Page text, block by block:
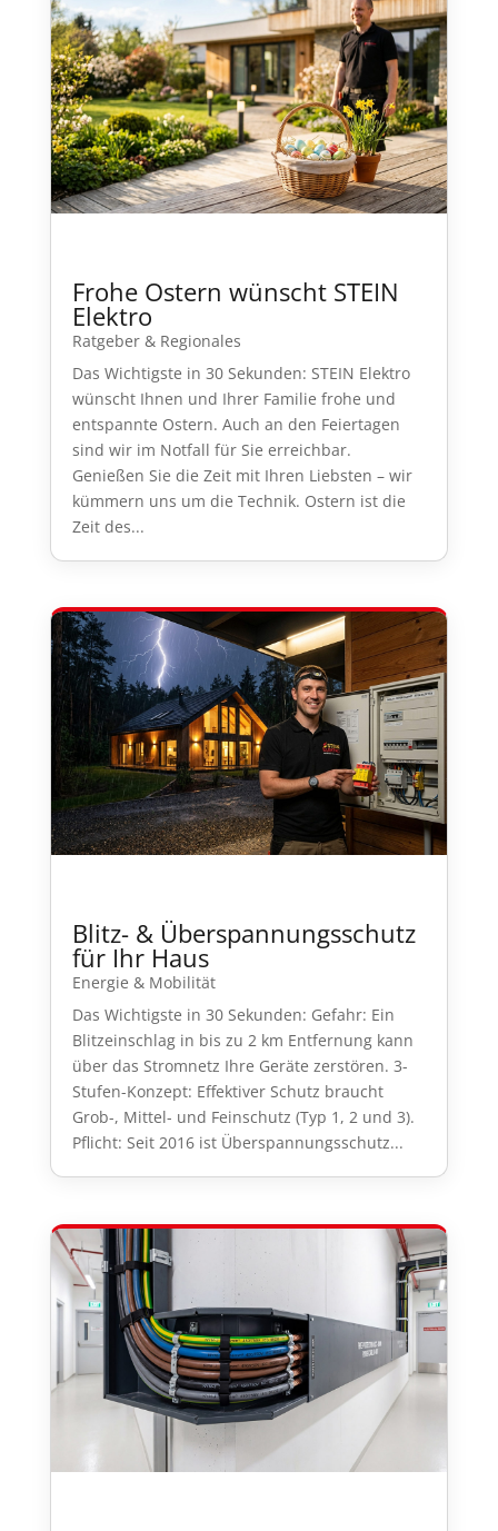
Frohe Ostern wünscht STEIN
Elektro
Ratgeber & Regionales
Das Wichtigste in 30 Sekunden: STEIN Elektro
wünscht Ihnen und Ihrer Familie frohe und
entspannte Ostern. Auch an den Feiertagen
sind wir im Notfall für Sie erreichbar.
Genießen Sie die Zeit mit Ihren Liebsten – wir
kümmern uns um die Technik. Ostern ist die
Zeit des...
Blitz- & Überspannungsschutz
für Ihr Haus
Energie & Mobilität
Das Wichtigste in 30 Sekunden: Gefahr: Ein
Blitzeinschlag in bis zu 2 km Entfernung kann
über das Stromnetz Ihre Geräte zerstören. 3-
Stufen-Konzept: Effektiver Schutz braucht
Grob-, Mittel- und Feinschutz (Typ 1, 2 und 3).
Pflicht: Seit 2016 ist Überspannungsschutz...